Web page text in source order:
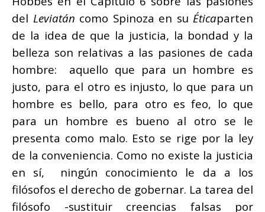
del Leviatán como Spinoza en su Éticaparten
de la idea de que la justicia, la bondad y la
belleza son relativas a las pasiones de cada
hombre: aquello que para un hombre es
justo, para el otro es injusto, lo que para un
hombre es bello, para otro es feo, lo que
para un hombre es bueno al otro se le
presenta como malo. Esto se rige por la ley
de la conveniencia. Como no existe la justicia
en sí, ningún conocimiento le da a los
filósofos el derecho de gobernar. La tarea del
filósofo -sustituir creencias falsas por